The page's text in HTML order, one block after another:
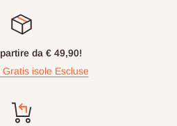
da € 49,90!
Gratis isole Escluse